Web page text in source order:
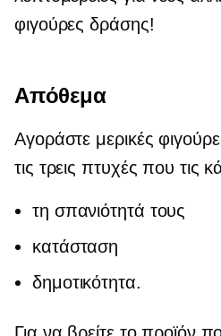
φιγούρες δράσης!
Απόθεμα
Αγοράστε μερικές
τις τρεις πτυχές που τις
τη σπανιότητά τους
κατάσταση
δημοτικότητα.